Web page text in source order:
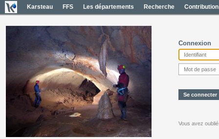
Karsteau FFS Les départements Recherche Contribution
Connexion
Vous avez